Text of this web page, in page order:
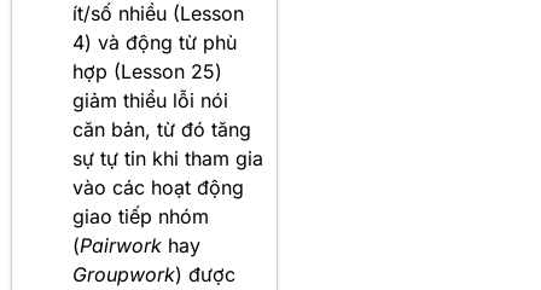
ít/số nhiều (Lesson
4) và động từ phù
hợp (Lesson 25)
giảm thiểu lỗi nói
căn bản, từ đó tăng
sự tự tin khi tham gia
vào các hoạt động
giao tiếp nhóm
(Pairwork hay
Groupwork) được